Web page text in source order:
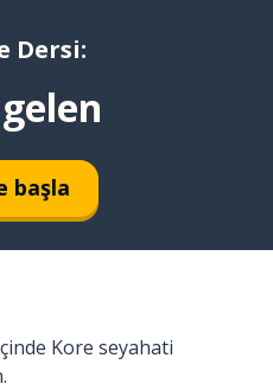
Dersi:
başla
Kore seyahati